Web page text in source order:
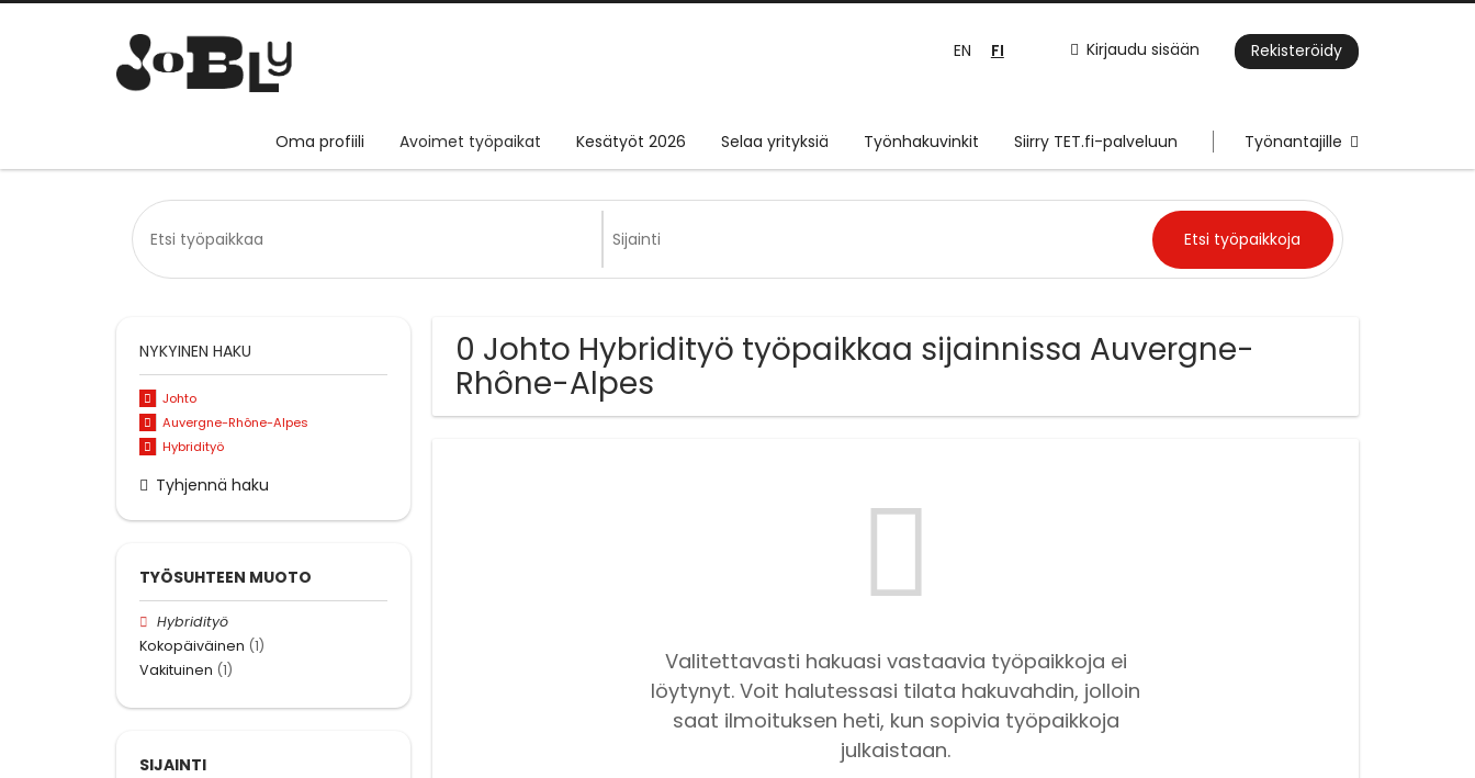
Kirjaudu sisään Rekisteröidy
EN FI
Oma profiili Avoimet työpaikat Kesätyöt 2026 Selaa yrityksiä Työnhakuvinkit Siirry TET.fi-palveluun Työnantajille
0 Johto Hybridityö työpaikkaa sijainnissa Auvergne-
Rhône-Alpes
Valitettavasti hakuasi vastaavia työpaikkoja ei
löytynyt. Voit halutessasi tilata hakuvahdin, jolloin
saat ilmoituksen heti, kun sopivia työpaikkoja
julkaistaan.
NYKYINEN HAKU
Johto
Auvergne-Rhône-Alpes
Hybridityö
Tyhjennä haku
TYÖSUHTEEN MUOTO
Hybridityö
Kokopäiväinen (1)
Vakituinen (1)
SIJAINTI